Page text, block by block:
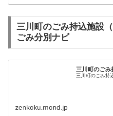
三川町のごみ持込施設
ごみ分別ナビ
三川町のごみ
三川町のごみ持
zenkoku.mond.jp